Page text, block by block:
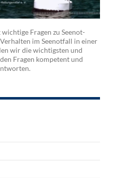
Fragen zu Seenot-
im Seenotfall in einer
wir die wichtigsten und
Fragen kompetent und